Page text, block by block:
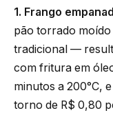
1. Frango
pão torrado
tradicional —
com fritura em
minutos a 200°C,
torno de R$ 0,80